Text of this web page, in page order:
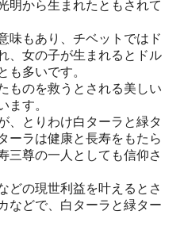
明から生まれたともされて
味もあり、チベットではド
、女の子が生まれるとドル
も多いです。
ものを救うとされる美しい
ます。
、とりわけ白ターラと緑タ
ーラは健康と長寿をもたら
三尊の一人としても信仰さ
どの現世利益を叶えるとさ
などで、白ターラと緑ター